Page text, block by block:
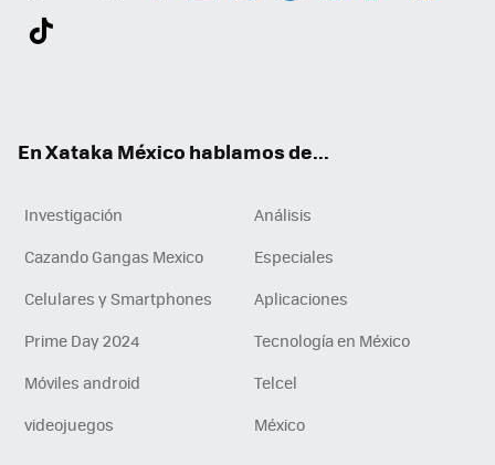
En Xataka México hablamos de...
Investigación
Análisis
Cazando Gangas Mexico
Especiales
Celulares y Smartphones
Aplicaciones
Prime Day 2024
Tecnología en México
Móviles android
Telcel
videojuegos
México